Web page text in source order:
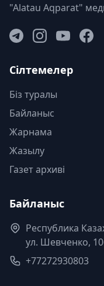
"Alatau Aqparat"
Сілтемелер
Біз туралы
Байланыс
Жарнама
Жазылу
Газет архиві
Байланыс
Республика
ул. Шевченко,
+77272930803